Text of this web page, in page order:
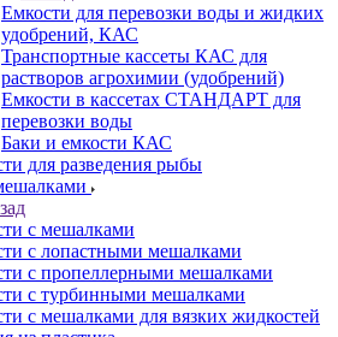
Емкости для перевозки воды и жидких
удобрений, КАС
Транспортные кассеты КАС для
растворов агрохимии (удобрений)
Емкости в кассетах СТАНДАРТ для
перевозки воды
Баки и емкости КАС
для разведения рыбы
с мешалками
с лопастными мешалками
с пропеллерными мешалками
с турбинными мешалками
с мешалками для вязких жидкостей